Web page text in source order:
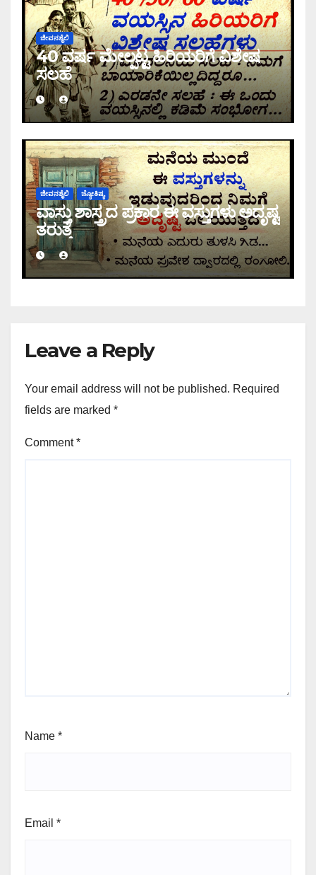
ಜೀವನಶೈಲಿ
40 ವರ್ಷ ಮೇಲ್ಪಟ್ಟ ಹಿರಿಯರಿಗೆ ವಿಶೇಷ
ಸಲಹೆ
ಜೀವನಶೈಲಿ ಜ್ಯೋತಿಷ್ಯ
ವಾಸ್ತು ಶಾಸ್ತ್ರದ ಪ್ರಕಾರ ಈ ವಸ್ತುಗಳು ಅದೃಷ್ಟ
ತರುತ್ತೆ
Leave a Reply
Your email address will not be published. Required
fields are marked *
Comment*
Name *
Email *